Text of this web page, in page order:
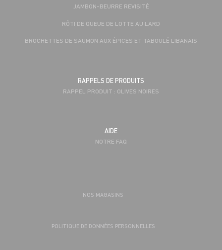
JAMBON-BEURRE REVISITÉ
RÔTI DE QUEUE DE LOTTE AU LARD
BROCHETTES DE SAUMON AUX ÉPICES ET TABOULÉ LIBANAIS
RAPPELS DE PRODUITS
RAPPEL PRODUIT : OLIVES NOIRES
AIDE
NOTRE FAQ
NOS MAGASINS
POLITIQUE DE DONNÉES PERSONNELLES